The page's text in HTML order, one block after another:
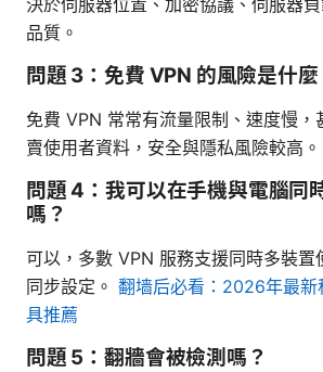
品質。
問題 3：免費 VPN 的風險是什麼
免費 VPN 常常有流量限制、速度慢，
賣使用者資料，安全與隱私風險較高。
問題 4：我可以在手機與電腦同
嗎？
可以，多數 VPN 服務支援同時多裝置
同步設定。 翻墙后必看：2026年最新
具推薦
問題 5：翻牆會被檢測嗎？